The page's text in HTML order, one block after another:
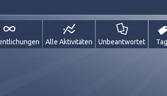
Alle Aktivitäten Unbeantwortet